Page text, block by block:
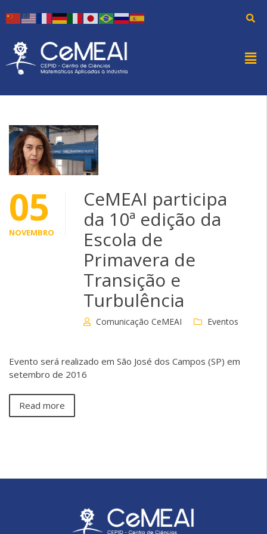
05
NOVEMBRO
CeMEAI participa
da 10ª edição da
Escola de
Primavera de
Transição e
Turbulência
Comunicação CeMEAI Eventos
Evento será realizado em São José dos Campos (SP) em
setembro de 2016
Read more